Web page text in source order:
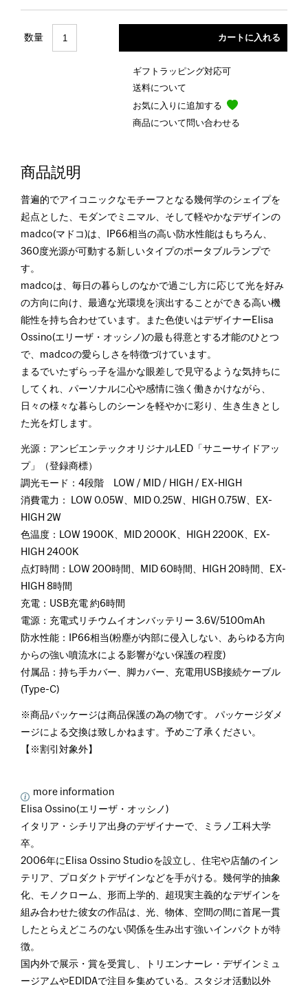
数量
ギフトラッピング対応可
送料について
お気に入りに追加する
商品について問い合わせる
商品説明
普遍的でアイコニックなモチーフとなる幾何学のシェイプを
起点とした、モダンでミニマル、そして軽やかなデザインの
madco(マドコ)は、IP66相当の高い防水性能はもちろん、
360度光源が可動する新しいタイプのポータブルランプで
す。
madcoは、毎日の暮らしのなかで過ごし方に応じて光を好み
の方向に向け、最適な光環境を演出することができる高い機
能性を持ち合わせています。また色使いはデザイナーElisa
Ossino(エリーザ・オッシノ)の最も得意とする才能のひとつ
で、madcoの愛らしさを特徴づけています。
まるでいたずらっ子を温かな眼差しで見守るような気持ちに
してくれ、パーソナルに心や感情に強く働きかけながら、
日々の様々な暮らしのシーンを軽やかに彩り、生き生きとし
た光を灯します。
光源：アンビエンテックオリジナルLED「サニーサイドアッ
プ」（登録商標）
調光モード：4段階 LOW / MID / HIGH / EX-HIGH
消費電力： LOW 0.05W、MID 0.25W、HIGH 0.75W、EX-
HIGH 2W
色温度：LOW 1900K、MID 2000K、HIGH 2200K、EX-
HIGH 2400K
点灯時間：LOW 200時間、MID 60時間、HIGH 20時間、EX-
HIGH 8時間
充電：USB充電 約6時間
電源：充電式リチウムイオンバッテリー 3.6V/5100mAh
防水性能：IP66相当(粉塵が内部に侵入しない、あらゆる方向
からの強い噴流水による影響がない保護の程度)
付属品：持ち手カバー、脚カバー、充電用USB接続ケーブル
(Type-C)
※商品パッケージは商品保護の為の物です。 パッケージダメ
ージによる交換は致しかねます。予めご了承ください。
【※割引対象外】
more information
Elisa Ossino(エリーザ・オッシノ)
イタリア・シチリア出身のデザイナーで、ミラノ工科大学
卒。
2006年にElisa Ossino Studioを設立し、住宅や店舗のイン
テリア、プロダクトデザインなどを手がける。幾何学的抽象
化、モノクローム、形而上学的、超現実主義的なデザインを
組み合わせた彼女の作品は、光、物体、空間の間に首尾一貫
したとらえどころのない関係を生み出す強いインパクトが特
徴。
国内外で展示・賞を受賞し、トリエンナーレ・デザインミュ
ージアムやEDIDAで注目を集めている。スタジオ活動以外